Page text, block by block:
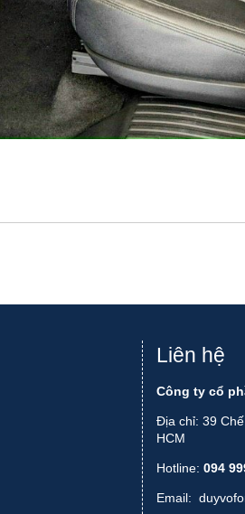
Liên hệ
Công ty cổ
Địa chỉ: 39
HCM
Hotline: 094
Email: